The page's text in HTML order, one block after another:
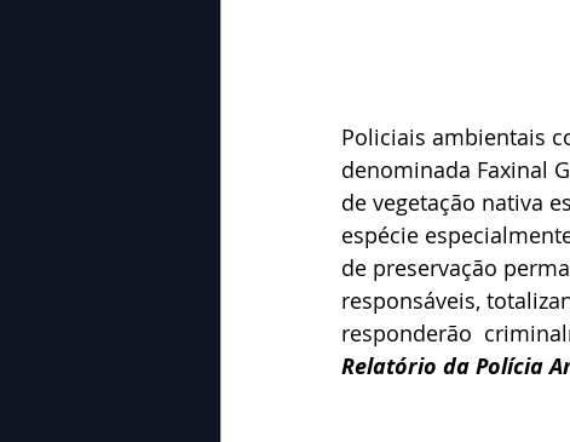
Policiais ambientais
denominada Faxinal
de vegetação nativa
espécie
de preservação
responsáveis,
responderão
Relatório da Polícia